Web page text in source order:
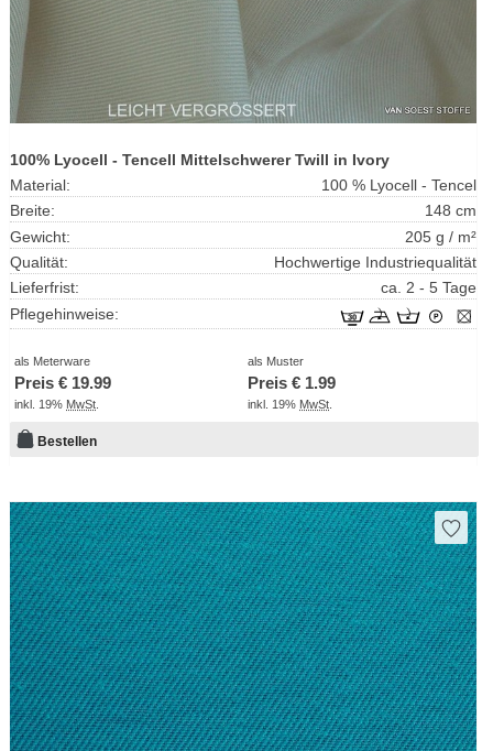
100% Lyocell - Tencell Mittelschwerer Twill in Ivory
Material:
100 % Lyocell - Tencel
Breite:
148 cm
Gewicht:
205 g / m²
Qualität:
Hochwertige Industriequalität
Lieferfrist:
ca. 2 - 5 Tage
Pflegehinweise:
als Meterware
Preis € 19.99
inkl. 19% MwSt
als Muster
Preis € 1.99
inkl. 19% MwSt
Bestellen